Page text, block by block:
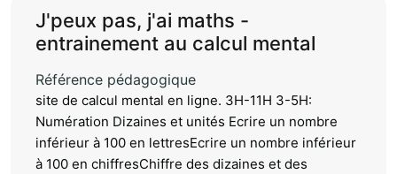
J'peux pas, j'ai maths -
entrainement au calcul mental
Référence pédagogique
site de calcul mental en ligne. 3H-11H 3-5H:
Numération Dizaines et unités Ecrire un nombre
inférieur à 100 en lettresEcrire un nombre inférieur
à 100 en chiffresChiffre des dizaines et des